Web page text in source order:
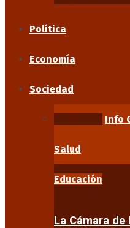
Política
Economía
Sociedad
Info
Salud
Educación
La Cámara